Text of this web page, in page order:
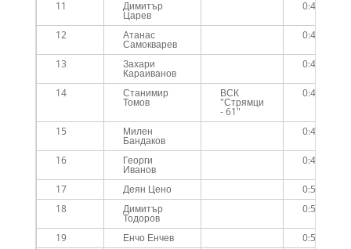
11 Димитър
Царев
0:45:20
12 Атанас
Самокварев
0:45:41
13 Захари
Караиванов
0:46:17
14 Станимир
Томов
ВСК
"Стрямци
- 61"
0:46:33
15 Милен
Бандаков
0:49:04
16 Георги
Иванов
0:49:19
17 Деян Цено
0:50:50
18
Димитър
Тодоров
0:51:21
19 Енчо Енчев
0:51:30